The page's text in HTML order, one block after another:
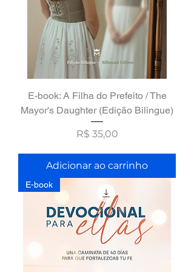
E-book: A Filha do Prefeito / The
Mayor's Daughter (Edição Bilingue)
Preço
R$ 35,00
Adicionar ao carrinho
E-book